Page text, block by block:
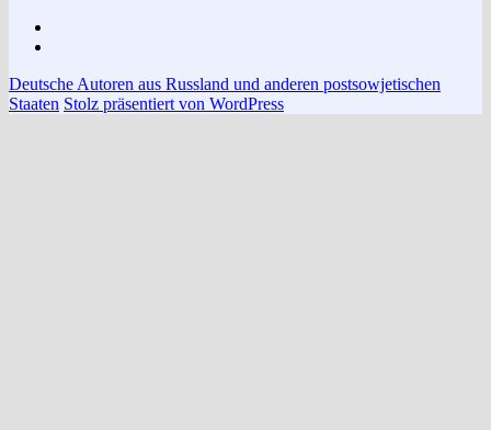
Deutsche Autoren aus Russland und anderen postsowjetischen
Staaten Stolz präsentiert von WordPress